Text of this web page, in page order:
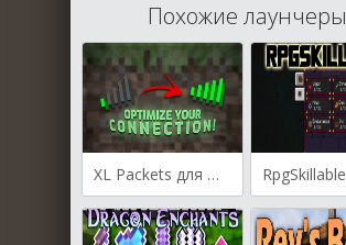
Похожие лаунчеры
XL Packets для Майнкрафт [1.19.3, 1.19.2, 1.16.5]